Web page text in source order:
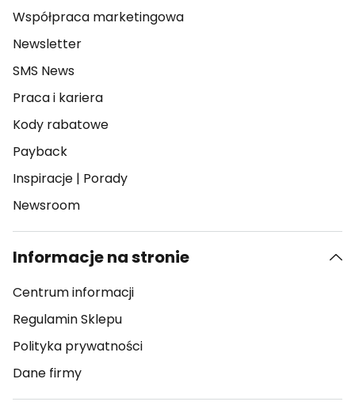
Współpraca marketingowa
Newsletter
SMS News
Praca i kariera
Kody rabatowe
Payback
Inspiracje | Porady
Newsroom
Informacje na stronie
Centrum informacji
Regulamin Sklepu
Polityka prywatności
Dane firmy